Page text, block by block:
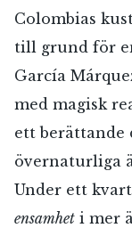
Colombias
till grund för
García
med magisk
ett berättande
övernaturliga
Under ett
ensamhet i mer